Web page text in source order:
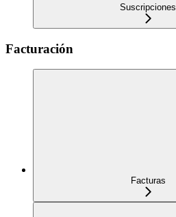
Suscripciones
Facturación
Facturas